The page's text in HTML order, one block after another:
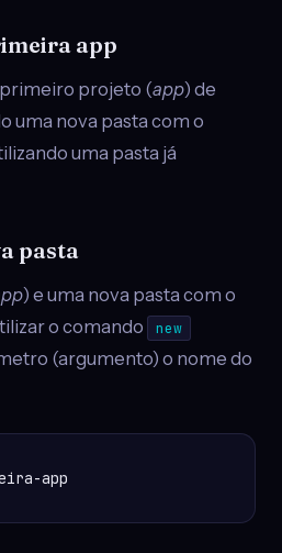
app
projeto (app) de
uma nova pasta com o
uma pasta já
pasta
) e uma nova pasta com o
o comando
new
(argumento) o nome do
app